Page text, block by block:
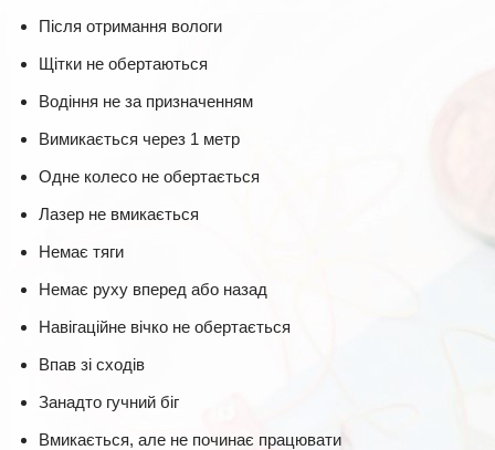
Після отримання вологи
Щітки не обертаються
Водіння не за призначенням
Вимикається через 1 метр
Одне колесо не обертається
Лазер не вмикається
Немає тяги
Немає руху вперед або назад
Навігаційне вічко не обертається
Впав зі сходів
Занадто гучний біг
Вмикається, але не починає працювати